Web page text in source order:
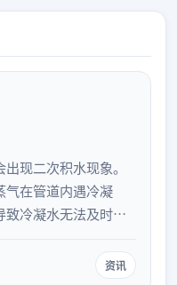
现二次积水现象。
气在管道内遇冷凝
冷凝水无法及时排
帮助企业有效解决积
资讯